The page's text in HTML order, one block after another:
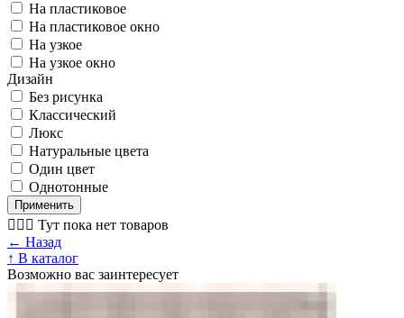
На пластиковое
На пластиковое окно
На узкое
На узкое окно
Дизайн
Без рисунка
Классический
Люкс
Натуральные цвета
Один цвет
Однотонные
Применить
🤷🏼‍♂️ Тут пока нет товаров
← Назад
↑ В каталог
Возможно вас заинтересует